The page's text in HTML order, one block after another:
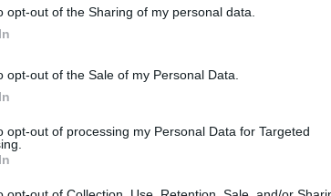
opt-out of the Sharing of my personal data.
opt-out of the Sale of my Personal Data.
opt-out of processing my Personal Data for Targeted
a válogatós lány kikosaraz
kérő, még a koldus is.
kérőnek.
hogy menjenek le a
gyűrűjét és bedobta a tóba,